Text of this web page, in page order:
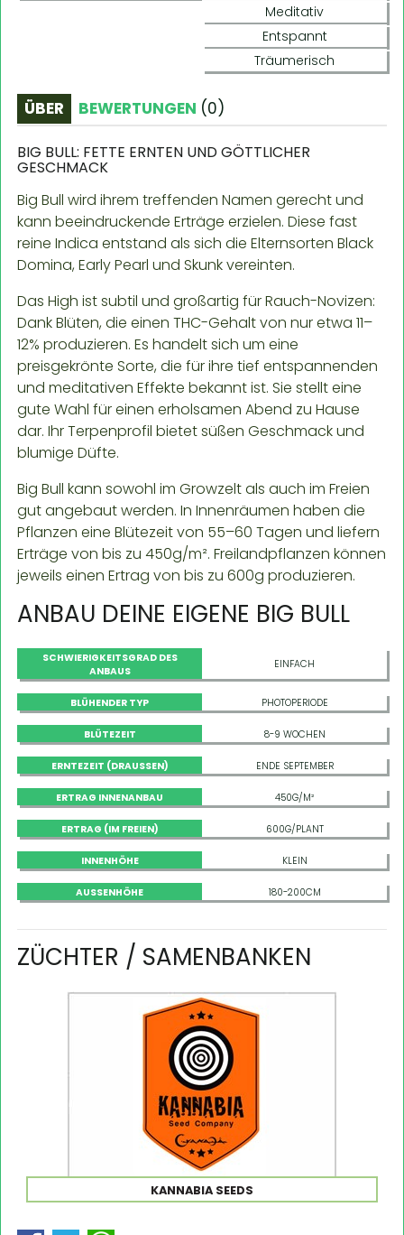
Meditativ
Entspannt
Träumerisch
ÜBER BEWERTUNGEN (0)
BIG BULL: FETTE ERNTEN UND GÖTTLICHER
GESCHMACK
Big Bull wird ihrem treffenden Namen gerecht und
kann beeindruckende Erträge erzielen. Diese fast
reine Indica entstand als sich die Elternsorten Black
Domina, Early Pearl und Skunk vereinten.
Das High ist subtil und großartig für Rauch-Novizen:
Dank Blüten, die einen THC-Gehalt von nur etwa 11–
12% produzieren. Es handelt sich um eine
preisgekrönte Sorte, die für ihre tief entspannenden
und meditativen Effekte bekannt ist. Sie stellt eine
gute Wahl für einen erholsamen Abend zu Hause
dar. Ihr Terpenprofil bietet süßen Geschmack und
blumige Düfte.
Big Bull kann sowohl im Growzelt als auch im Freien
gut angebaut werden. In Innenräumen haben die
Pflanzen eine Blütezeit von 55–60 Tagen und liefern
Erträge von bis zu 450g/m². Freilandpflanzen können
jeweils einen Ertrag von bis zu 600g produzieren.
ANBAU DEINE EIGENE BIG BULL
SCHWIERIGKEITSGRAD DES
ANBAUS
EINFACH
BLÜHENDER TYP PHOTOPERIODE
BLÜTEZEIT 8-9 WOCHEN
ERNTEZEIT (DRAUSSEN) ENDE SEPTEMBER
ERTRAG INNENANBAU 450G/M²
ERTRAG (IM FREIEN) 600G/PLANT
INNENHÖHE KLEIN
AUSSENHÖHE 180-200CM
ZÜCHTER / SAMENBANKEN
KANNABIA SEEDS